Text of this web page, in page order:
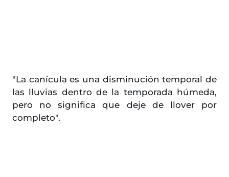
"La canícula es una disminución temporal de
las lluvias dentro de la temporada húmeda,
pero no significa que deje de llover por
completo".